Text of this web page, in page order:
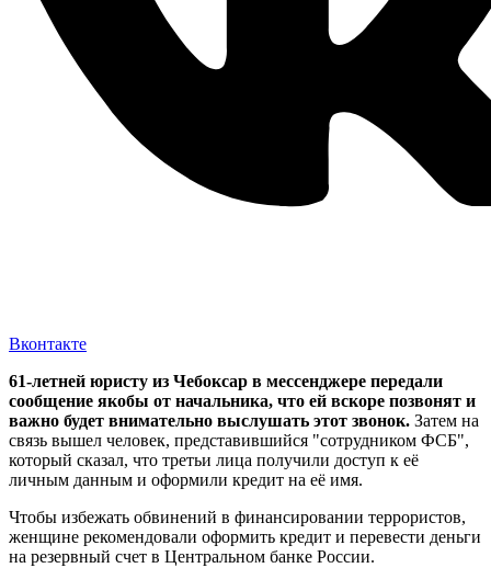
Вконтакте
61-летней юристу из Чебоксар в мессенджере передали
сообщение якобы от начальника, что ей вскоре позвонят и
важно будет внимательно выслушать этот звонок. Затем на
связь вышел человек, представившийся "сотрудником ФСБ",
который сказал, что третьи лица получили доступ к её
личным данным и оформили кредит на её имя.
Чтобы избежать обвинений в финансировании террористов,
женщине рекомендовали оформить кредит и перевести деньги
на резервный счет в Центральном банке России.